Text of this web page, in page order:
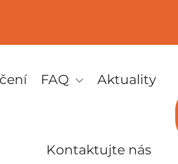
FAQ Aktuality
Kontaktujte nás